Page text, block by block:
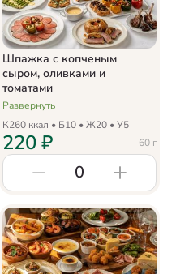
Шпажка с копченым
сыром, оливками и
томатами
Развернуть
К260 ккал • Б10 • Ж20 • У5
60 г
220₽
0